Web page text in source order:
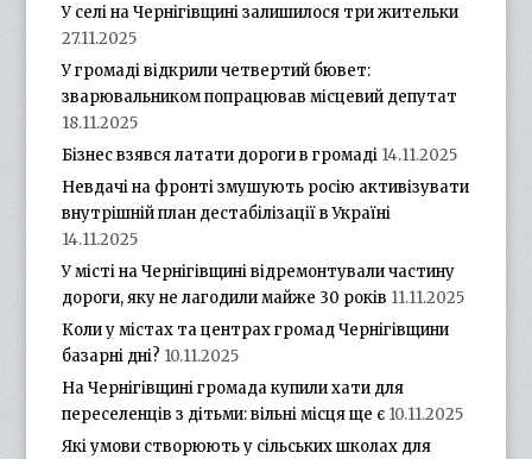
У селі на Чернігівщині залишилося три жительки
27.11.2025
У громаді відкрили четвертий бювет:
зварювальником попрацював місцевий депутат
18.11.2025
Бізнес взявся латати дороги в громаді 14.11.2025
Невдачі на фронті змушують росію активізувати
внутрішній план дестабілізації в Україні
14.11.2025
У місті на Чернігівщині відремонтували частину
дороги, яку не лагодили майже 30 років 11.11.2025
Коли у містах та центрах громад Чернігівщини
базарні дні? 10.11.2025
На Чернігівщині громада купили хати для
переселенців з дітьми: вільні місця ще є 10.11.2025
Які умови створюють у сільських школах для